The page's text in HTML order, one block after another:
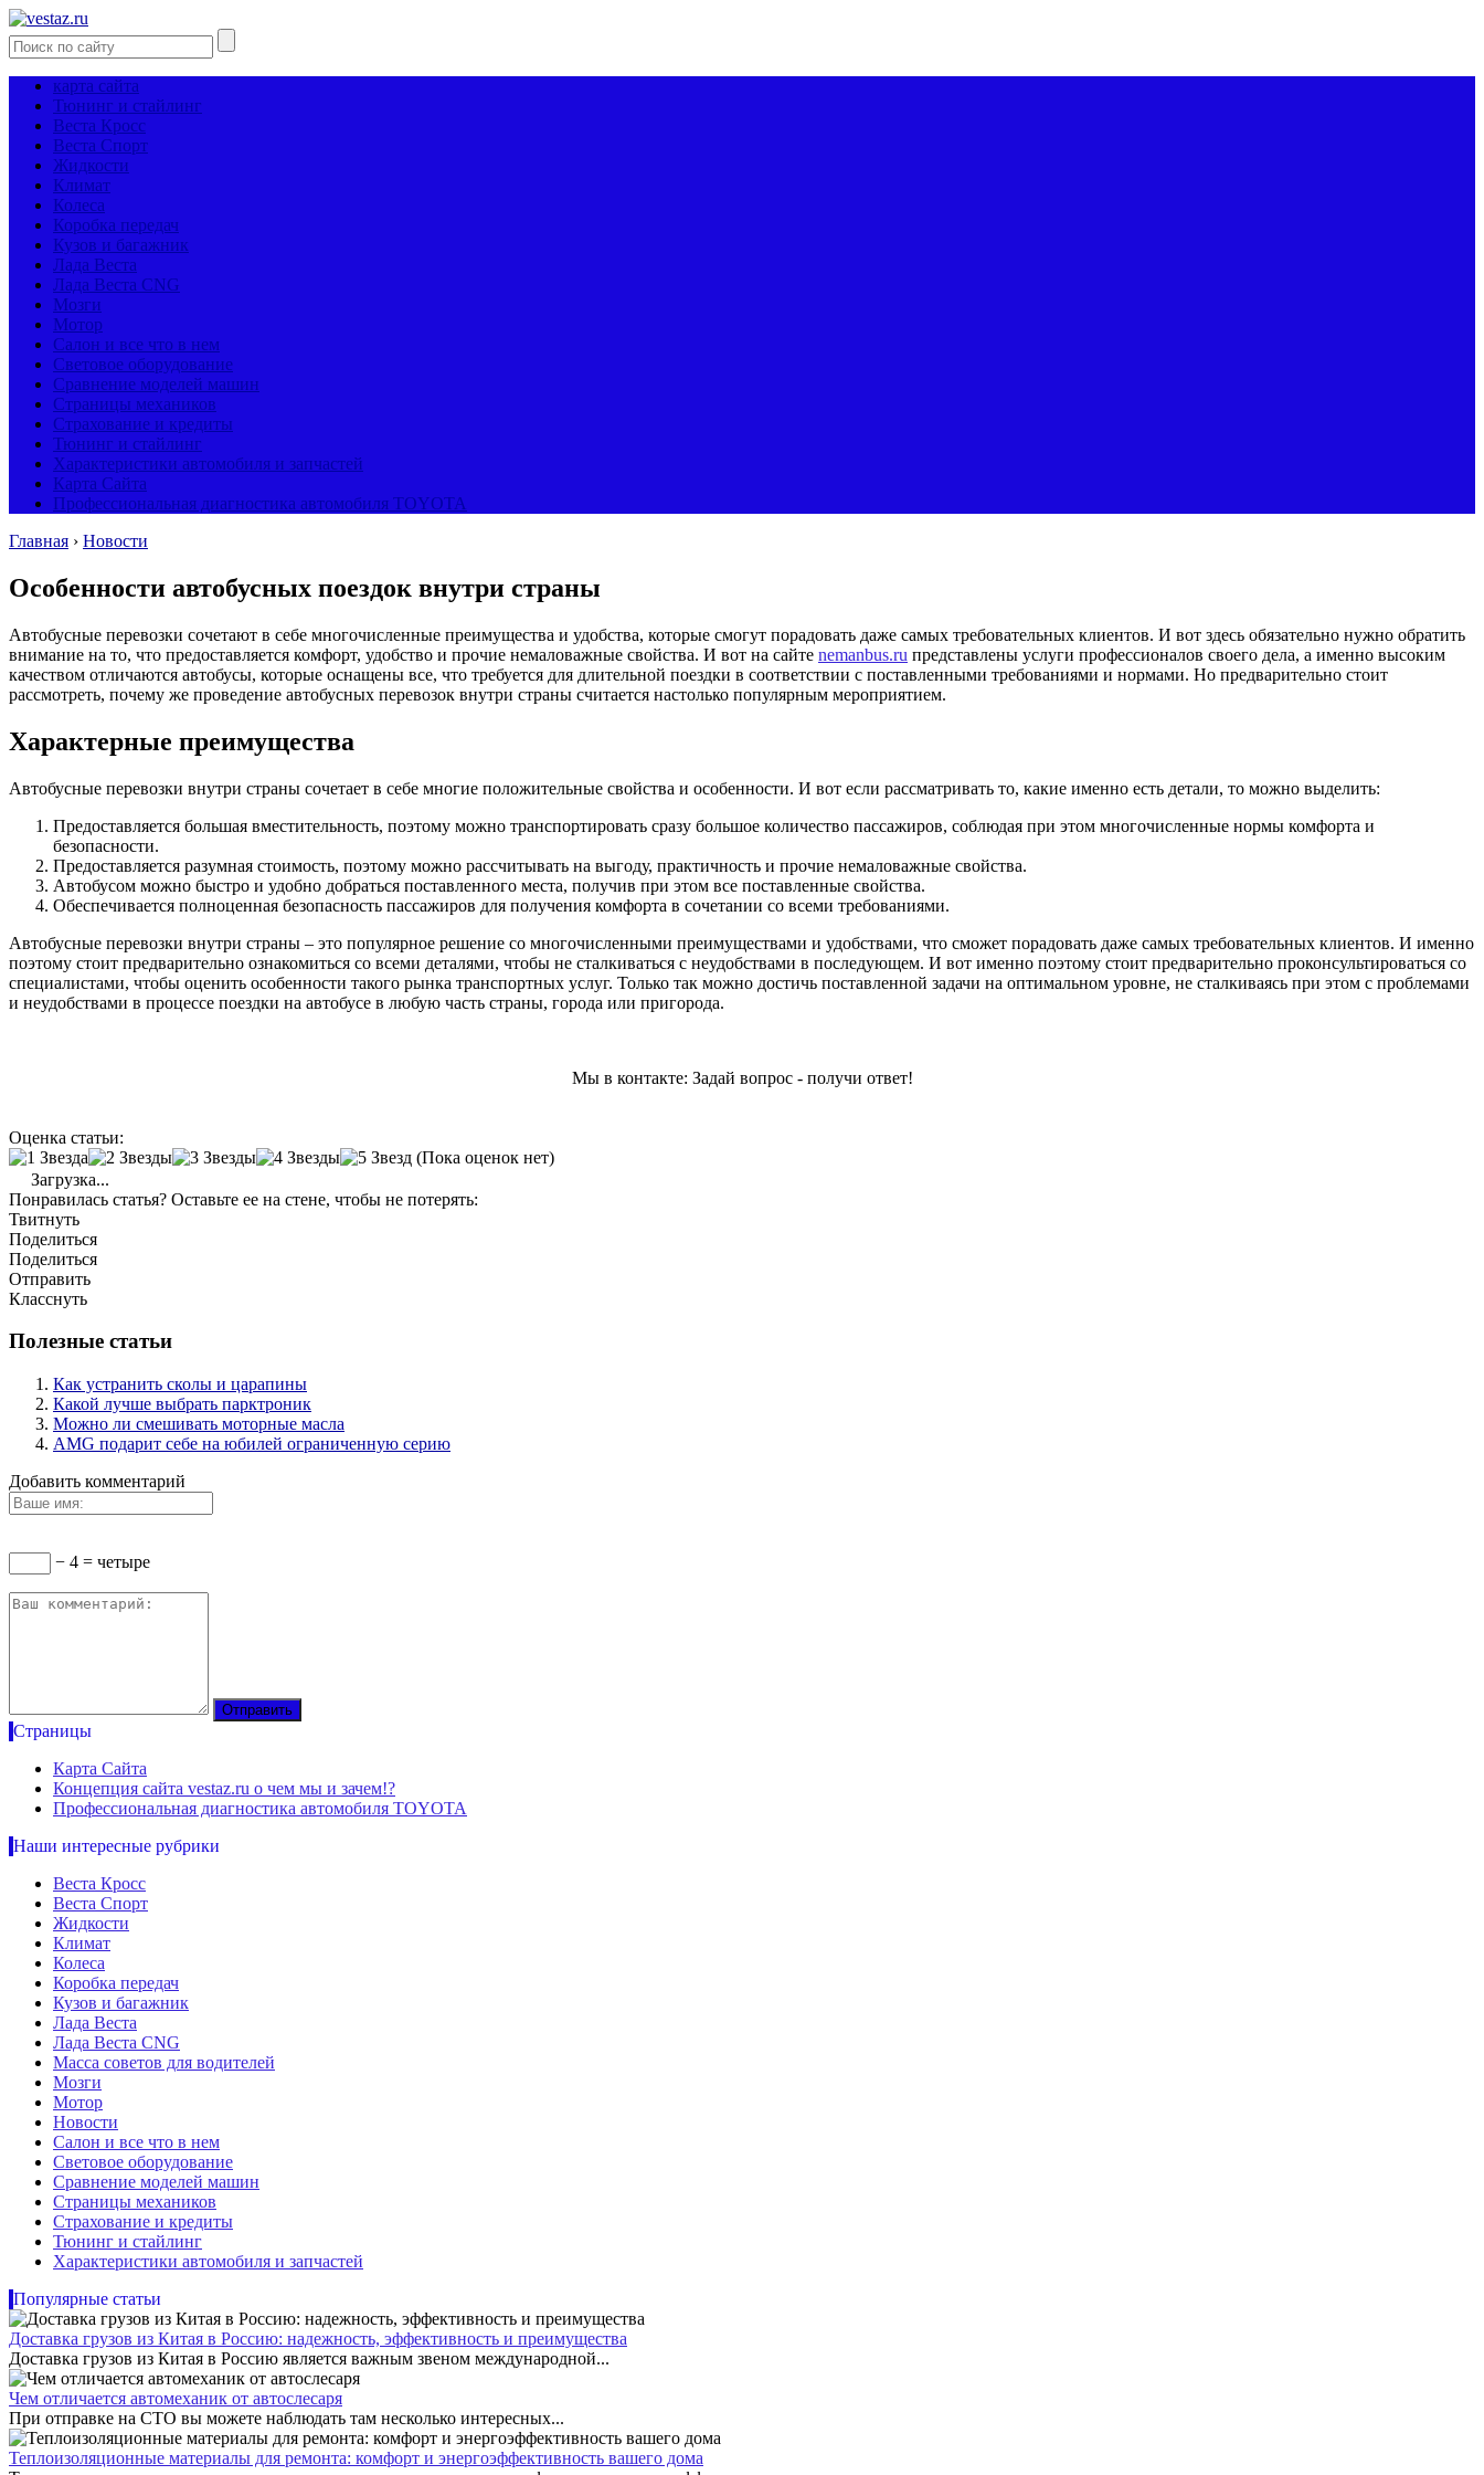
карта сайта
Тюнинг и стайлинг
Веста Кросс
Веста Спорт
Жидкости
Климат
Колеса
Коробка передач
Кузов и багажник
Лада Веста
Лада Веста CNG
Мозги
Мотор
Салон и все что в нем
Световое оборудование
Сравнение моделей машин
Страницы механиков
Страхование и кредиты
Тюнинг и стайлинг
Характеристики автомобиля и запчастей
Карта Сайта
Профессиональная диагностика автомобиля TOYOTA
Главная › Новости
Особенности автобусных поездок внутри страны
Автобусные перевозки сочетают в себе многочисленные преимущества и удобства, которые смогут порадовать даже самых требовательных клиентов. И вот здесь обязательно нужно обратить
внимание на то, что предоставляется комфорт, удобство и прочие немаловажные свойства. И вот на сайте nemanbus.ru представлены услуги профессионалов своего дела, а именно высоким
качеством отличаются автобусы, которые оснащены все, что требуется для длительной поездки в соответствии с поставленными требованиями и нормами. Но предварительно стоит
рассмотреть, почему же проведение автобусных перевозок внутри страны считается настолько популярным мероприятием.
Характерные преимущества
Автобусные перевозки внутри страны сочетает в себе многие положительные свойства и особенности. И вот если рассматривать то, какие именно есть детали, то можно выделить:
Предоставляется большая вместительность, поэтому можно транспортировать сразу большое количество пассажиров, соблюдая при этом многочисленные нормы комфорта и
безопасности.
Предоставляется разумная стоимость, поэтому можно рассчитывать на выгоду, практичность и прочие немаловажные свойства.
Автобусом можно быстро и удобно добраться поставленного места, получив при этом все поставленные свойства.
Обеспечивается полноценная безопасность пассажиров для получения комфорта в сочетании со всеми требованиями.
Автобусные перевозки внутри страны – это популярное решение со многочисленными преимуществами и удобствами, что сможет порадовать даже самых требовательных клиентов. И именно
поэтому стоит предварительно ознакомиться со всеми деталями, чтобы не сталкиваться с неудобствами в последующем. И вот именно поэтому стоит предварительно проконсультироваться со
специалистами, чтобы оценить особенности такого рынка транспортных услуг. Только так можно достичь поставленной задачи на оптимальном уровне, не сталкиваясь при этом с проблемами
и неудобствами в процессе поездки на автобусе в любую часть страны, города или пригорода.
Мы в контакте: Задай вопрос - получи ответ!
Оценка статьи:
(Пока оценок нет)
Загрузка...
Понравилась статья? Оставьте ее на стене, чтобы не потерять:
Твитнуть
Поделиться
Поделиться
Отправить
Класснуть
Полезные статьи
Как устранить сколы и царапины
Какой лучше выбрать парктроник
Можно ли смешивать моторные масла
AMG подарит себе на юбилей ограниченную серию
Добавить комментарий
− 4 = четыре
Страницы
Карта Сайта
Концепция сайта vestaz.ru о чем мы и зачем!?
Профессиональная диагностика автомобиля TOYOTA
Наши интересные рубрики
Веста Кросс
Веста Спорт
Жидкости
Климат
Колеса
Коробка передач
Кузов и багажник
Лада Веста
Лада Веста CNG
Масса советов для водителей
Мозги
Мотор
Новости
Салон и все что в нем
Световое оборудование
Сравнение моделей машин
Страницы механиков
Страхование и кредиты
Тюнинг и стайлинг
Характеристики автомобиля и запчастей
Популярные статьи
Доставка грузов из Китая в Россию: надежность, эффективность и преимущества
Доставка грузов из Китая в Россию является важным звеном международной...
Чем отличается автомеханик от автослесаря
При отправке на СТО вы можете наблюдать там несколько интересных...
Теплоизоляционные материалы для ремонта: комфорт и энергоэффективность вашего дома